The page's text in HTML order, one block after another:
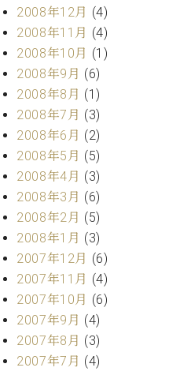
2008年12月 (4)
2008年11月 (4)
2008年10月 (1)
2008年9月 (6)
2008年8月 (1)
2008年7月 (3)
2008年6月 (2)
2008年5月 (5)
2008年4月 (3)
2008年3月 (6)
2008年2月 (5)
2008年1月 (3)
2007年12月 (6)
2007年11月 (4)
2007年10月 (6)
2007年9月 (4)
2007年8月 (3)
2007年7月 (4)